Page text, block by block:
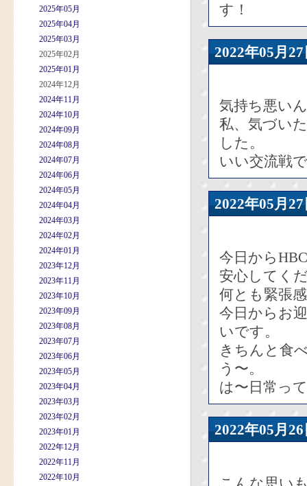
2025年05月
2025年04月
2025年03月
2025年02月
2025年01月
2024年12月
2024年11月
2024年10月
2024年09月
2024年08月
2024年07月
2024年06月
2024年05月
2024年04月
2024年03月
2024年02月
2024年01月
2023年12月
2023年11月
2023年10月
2023年09月
2023年08月
2023年07月
2023年06月
2023年05月
2023年04月
2023年03月
2023年02月
2023年01月
2022年12月
2022年11月
2022年10月
す！
2022年05
気持ち悪い
私、気づい
した。
いい交流戦
2022年05
今日から
安心してく
何とも緊張
今日からお
いです。
きちんと食
う〜。
は〜日常っ
2022年05